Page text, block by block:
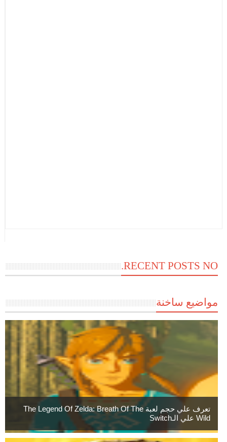
RECENT POSTS NO.
مواضيع ساخنة
تعرف علي حجم لعبة The Legend Of Zelda: Breath Of The
Wild علي الـSwitch